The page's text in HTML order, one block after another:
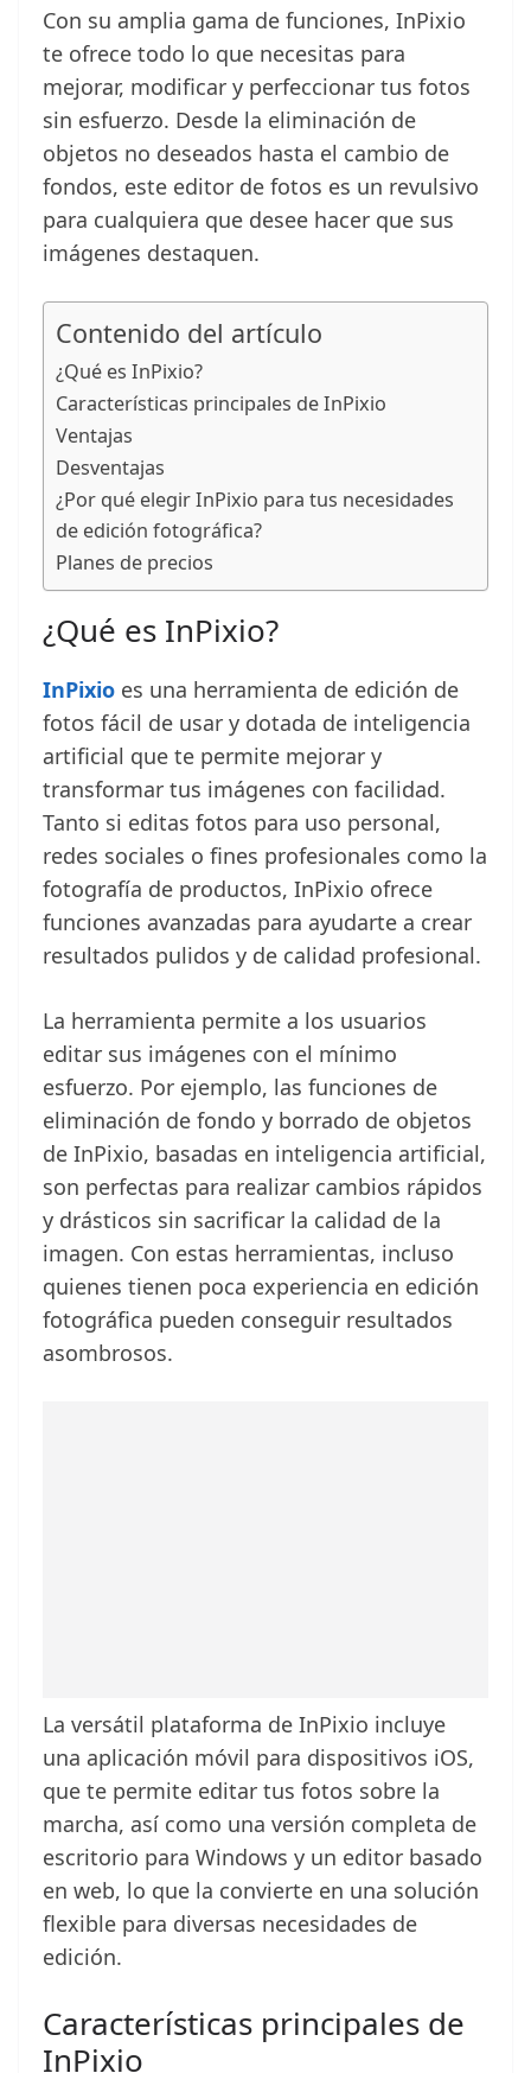
Con su amplia gama de funciones, InPixio
te ofrece todo lo que necesitas para
mejorar, modificar y perfeccionar tus fotos
sin esfuerzo. Desde la eliminación de
objetos no deseados hasta el cambio de
fondos, este editor de fotos es un revulsivo
para cualquiera que desee hacer que sus
imágenes destaquen.
Contenido del artículo
¿Qué es InPixio?
Características principales de InPixio
Ventajas
Desventajas
¿Por qué elegir InPixio para tus necesidades
de edición fotográfica?
Planes de precios
¿Qué es InPixio?
InPixio es una herramienta de edición de
fotos fácil de usar y dotada de inteligencia
artificial que te permite mejorar y
transformar tus imágenes con facilidad.
Tanto si editas fotos para uso personal,
redes sociales o fines profesionales como la
fotografía de productos, InPixio ofrece
funciones avanzadas para ayudarte a crear
resultados pulidos y de calidad profesional.
La herramienta permite a los usuarios
editar sus imágenes con el mínimo
esfuerzo. Por ejemplo, las funciones de
eliminación de fondo y borrado de objetos
de InPixio, basadas en inteligencia artificial,
son perfectas para realizar cambios rápidos
y drásticos sin sacrificar la calidad de la
imagen. Con estas herramientas, incluso
quienes tienen poca experiencia en edición
fotográfica pueden conseguir resultados
asombrosos.
La versátil plataforma de InPixio incluye
una aplicación móvil para dispositivos iOS,
que te permite editar tus fotos sobre la
marcha, así como una versión completa de
escritorio para Windows y un editor basado
en web, lo que la convierte en una solución
flexible para diversas necesidades de
edición.
Características principales de
InPixio